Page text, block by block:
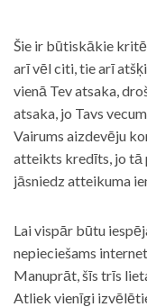
Šie ir būtiskākie
arī vēl citi, tie arī
vienā Tev atsaka,
atsaka, jo Tavs
Vairums aizdevēju
atteikts kredīts, jo tā
jāsniedz atteikuma
Lai vispār būtu
nepieciešams
Manuprāt, šīs trīs
Atliek vienīgi